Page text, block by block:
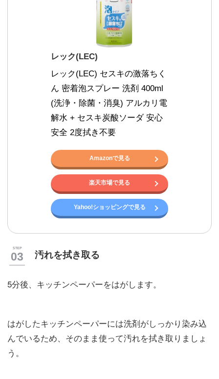
レック(LEC)
レック(LEC) セスキの激落ちく
ん 密着泡スプレー 洗剤 400ml
(洗浄・除菌・消臭) アルカリ電
解水 + セスキ炭酸ソーダ 安心
安全 2度拭き不要
Amazonで見る
楽天市場で見る
Yahoo!ショッピングで見る
汚れを拭き取る
5分後、キッチンペーパーをはがします。
はがしたキッチンペーパーには洗剤がしっかり染み込
んでいるため、そのまま使って汚れを拭き取りましょ
う。